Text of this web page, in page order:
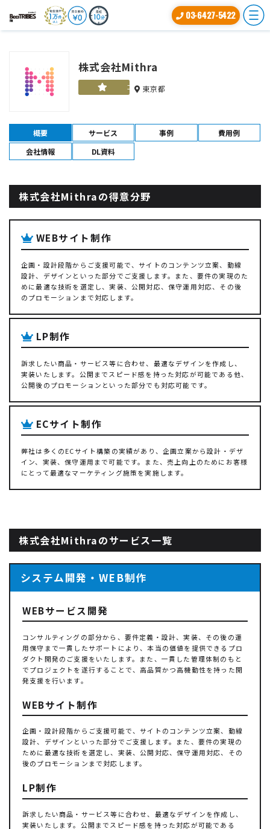
03-6427-5422
株式会社Mithra
ゴールド東京都
概要 サービス 事例
費用例
会社情報
DL資料
株式会社Mithraの得意分野
WEBサイト制作
企画・設計段階からご支援可能で、サイトのコンテンツ立案、動線
設計、デザインといった部分でご支援します。また、要件の実現のた
めに最適な技術を選定し、実装、公開対応、保守運用対応、その後
のプロモーションまで対応します。
LP制作
訴求したい商品・サービス等に合わせ、最適なデザインを作成し、
実装いたします。公開までスピード感を持った対応が可能である他、
公開後のプロモーションといった部分でも対応可能です。
ECサイト制作
弊社は多くのECサイト構築の実績があり、企画立案から設計・デザ
イン、実装、保守運用まで可能です。また、売上向上のためにお客様
にとって最適なマーケティング施策を実施します。
株式会社Mithraのサービス一覧
システム開発・WEB制作
WEBサービス開発
コンサルティングの部分から、要件定義・設計、実装、その後の運
用保守まで一貫したサポートにより、本当の価値を提供できるプロ
ダクト開発のご支援をいたします。また、一貫した管理体制のもと
でプロジェクトを遂行することで、高品質かつ高機動性を持った開
発支援を行います。
WEBサイト制作
企画・設計段階からご支援可能で、サイトのコンテンツ立案、動線
設計、デザインといった部分でご支援します。また、要件の実現の
ために最適な技術を選定し、実装、公開対応、保守運用対応、その
後のプロモーションまで対応します。
LP制作
訴求したい商品・サービス等に合わせ、最適なデザインを作成し、
実装いたします。公開までスピード感を持った対応が可能である